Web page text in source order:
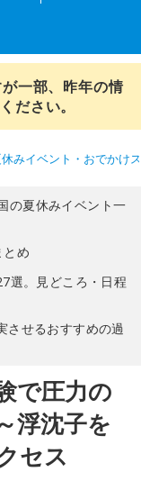
一部、昨年の情
ださい。
みイベント・おでかけ
の夏休みイベント一
とめ
選。見どころ・日程
させるおすすめの過
で圧力の
浮沈子を
セス